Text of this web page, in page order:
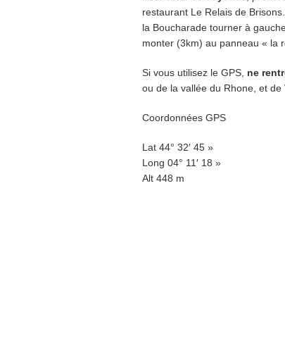
restaurant Le Relais de
la Boucharade tourner à
monter (3km) au panneau « la
Si vous utilisez le GPS, ne
ou de la vallée du Rhone, et de
Coordonnées GPS
Lat 44° 32′ 45 »
Long 04° 11′ 18 »
Alt 448 m